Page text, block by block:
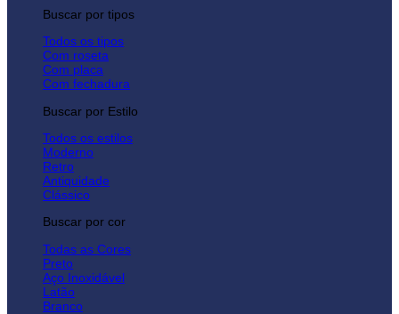
Buscar por tipos
Todos os tipos
Com roseta
Com placa
Com fechadura
Buscar por Estilo
Todos os estilos
Moderno
Retro
Antiquidade
Clássico
Buscar por cor
Todas as Cores
Preto
Aço Inoxidável
Latão
Branco